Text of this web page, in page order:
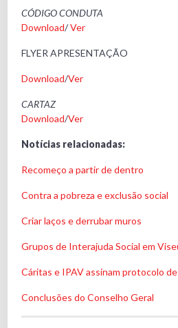
CÓDIGO CONDUTA
Download/Ver
FLYER APRESENTAÇÃO
Download/Ver
CARTAZ
Download/Ver
Notícias relacionadas:
Recomeço a partir de dentro
Contra a pobreza e exclusão social
Criar laços e derrubar muros
Grupos de Interajuda Social em
Cáritas e IPAV assinam protocolo
Conclusões do Conselho Geral